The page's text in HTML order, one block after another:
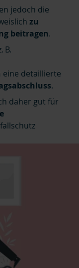
jedoch die
zu
beitragen.
B.
eine detaillierte
.
daher gut für